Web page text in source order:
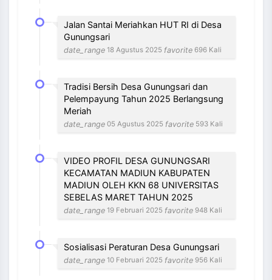
Jalan Santai Meriahkan HUT RI di Desa
Gunungsari
date_range 18 Agustus 2025 favorite 696 Kali
Tradisi Bersih Desa Gunungsari dan
Pelempayung Tahun 2025 Berlangsung
Meriah
date_range 05 Agustus 2025 favorite 593 Kali
VIDEO PROFIL DESA GUNUNGSARI
KECAMATAN MADIUN KABUPATEN
MADIUN OLEH KKN 68 UNIVERSITAS
SEBELAS MARET TAHUN 2025
date_range 19 Februari 2025 favorite 948 Kali
Sosialisasi Peraturan Desa Gunungsari
date_range 10 Februari 2025 favorite 956 Kali